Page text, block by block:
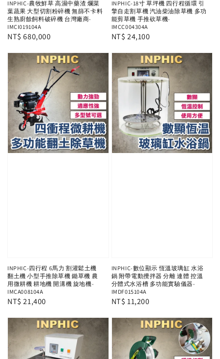
INPHIC-農牧鮮草 高濕中藥渣 爛菜
葉蔬果 大型切割粉碎機 無篩不卡料
生熟廚餘飼料破碎機 台灣廠商-
IMCI019104A
Regular
NT$ 680,000
INPHIC-18寸 草坪機 四行程循環 引
擎自走割草機 汽油柴油除草機 多功
能剪草機 手推砍草機-
IMCC004304A
Regular
NT$ 24,100
INPHIC-四行程 6馬力 割灌鬆土機
翻土機 小型手推除草機 鋤草機 農
用微耕機 耕地機 開溝機 旋地機-
IMCA008104A
Regular
NT$ 21,400
INPHIC-數位顯示 恆溫玻璃缸 水浴
鍋 附帶電動攪拌器 分離 連體 控溫
分體式水浴槽 多功能實驗儀器-
IMDF015104A
Regular
NT$ 11,200